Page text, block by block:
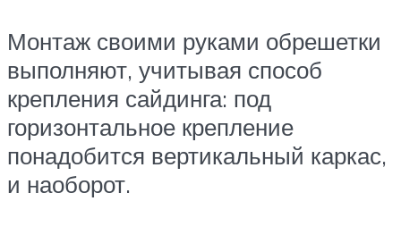
Монтаж своими руками обрешетки
выполняют, учитывая способ
крепления сайдинга: под
горизонтальное крепление
понадобится вертикальный каркас,
и наоборот.